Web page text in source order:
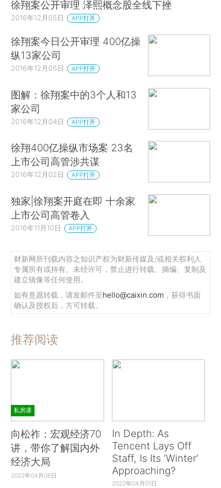
徐翔案公开审理 泽熙概念股全线下挫
2016年12月05日 APP打开
徐翔案今日公开审理 400亿操
纵13家公司
2016年12月05日 APP打开
图解：徐翔案中的3个人和13
家公司
2016年12月04日 APP打开
徐翔400亿操纵市场案 23名
上市公司高管涉共谋
2016年12月02日 APP打开
独家|徐翔案开庭在即 十余家
上市公司高管卷入
2016年11月10日 APP打开
财新网所刊载内容之知识产权为财新传媒及/或相关权利人
专属所有或持有。未经许可，禁止进行转载、摘编、复制及
建立镜像等任何使用。
如有意愿转载，请发邮件至hello@caixin.com ，获得书面
确认及授权后，方可转载。
推荐阅读
私房课
向松祚：宏观经济70
讲，带你了解国内外
经济大局
2022年04月06日
In Depth: As
Tencent Lays Off
Staff, Is Its ‘Winter’
Approaching?
2022年04月01日